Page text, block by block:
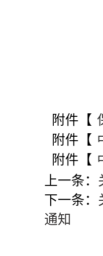
附件【
附件【
附件【
上一条：
下一条：
通知